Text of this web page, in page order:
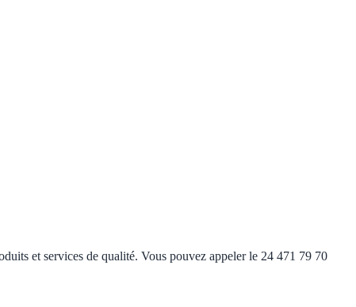
et services de qualité. Vous pouvez appeler le 24 471 79 70